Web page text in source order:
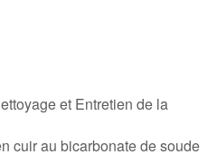
et Entretien de la
cuir au bicarbonate de soude